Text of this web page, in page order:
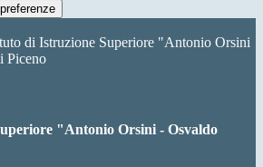
di Istruzione Superiore "Antonio Orsini
Piceno
"Antonio Orsini - Osvaldo